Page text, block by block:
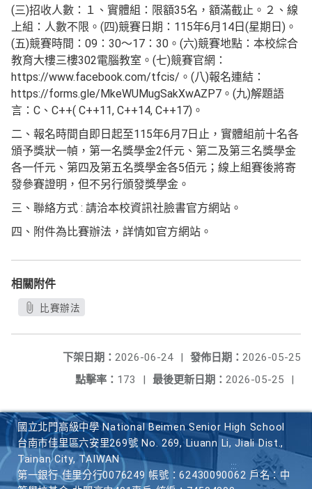
(三)招收人數：１、實體組：限額35名，額滿截止。２、線
上組：人數不限。(四)競賽日期：115年6月14日(星期日)。
(五)競賽時間：09：30～17：30。(六)競賽地點：本校綜合
教育大樓三樓302電腦教室。(七)競賽官網：
https://www.facebook.com/tfcis/。(八)報名連結：
https://forms.gle/MkeWUMugSakXwAZP7。(九)解題語
言：C、C++( C++11, C++14, C++17)。
二、報名時間自即日起至115年6月7日止，實體組前十名各
頒予獎狀一幀，第一名獎學金2仟元、第二及第三名獎學金
各一仟元、第四及第五名獎學金各5佰元；線上組賽後將寄
發參賽證明，但不另行頒發獎學金。
三、聯絡方式 : 請洽本校資訊社臉書官方網站。
四、附件為比賽辦法，詳情如官方網站。
相關附件
比賽辦法
發佈日期： 2026-05-25
下架日期： 2026-06-24
|
最後更新日期： 2026-05-25 |
點擊率： 173 |
國立北門高級中學 National Beimen Senior High School
台南市佳里區六安里269號 No. 269, Liuann Li, Jiali Dist.,
Tainan City, TAIWAN
第一銀行 佳里分行0076249 帳號：62430090062 戶名：中